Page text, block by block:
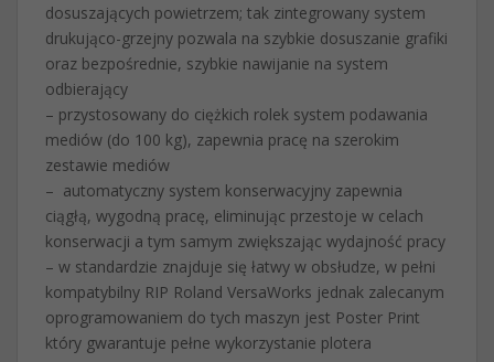
dosuszających powietrzem; tak zintegrowany system
drukująco-grzejny pozwala na szybkie dosuszanie grafiki
oraz bezpośrednie, szybkie nawijanie na system
odbierający
– przystosowany do ciężkich rolek system podawania
mediów (do 100 kg), zapewnia pracę na szerokim
zestawie mediów
– automatyczny system konserwacyjny zapewnia
ciągłą, wygodną pracę, eliminując przestoje w celach
konserwacji a tym samym zwiększając wydajność pracy
– w standardzie znajduje się łatwy w obsłudze, w pełni
kompatybilny RIP Roland VersaWorks jednak zalecanym
oprogramowaniem do tych maszyn jest Poster Print
który gwarantuje pełne wykorzystanie plotera